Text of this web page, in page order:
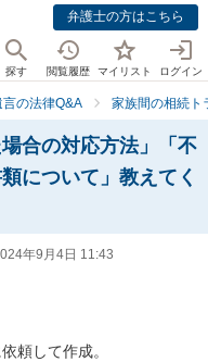
弁護士の方はこちら
探す 閲覧履歴 マイリスト ログイン
の法律Q&A 家族間の相続ト
合の対応方法」「不
について」教えてく
年9月4日 11:43
頼して作成。